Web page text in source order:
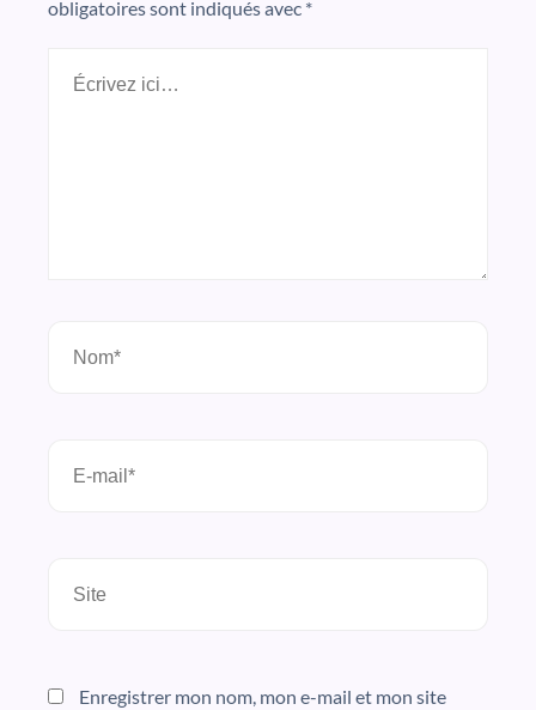
obligatoires sont indiqués avec *
ici…
mail*
Enregistrer mon nom, mon e-mail et mon site